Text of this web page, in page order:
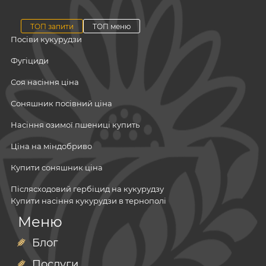
ТОП запити ТОП меню
Посіви кукурудзи
Фугіциди
Соя насіння ціна
Соняшник посівний ціна
Насіння озимої пшениці купить
Ціна на міндобриво
Купити соняшник ціна
Післясходовий гербіцид на кукурудзу
Купити насіння кукурудзи в тернополі
Цвітіння озимої пшениці
Регулятори росту і розвитку рослин
Посівний матеріал
Мінеральні добрива
Мікродобрива
Меню
Блог